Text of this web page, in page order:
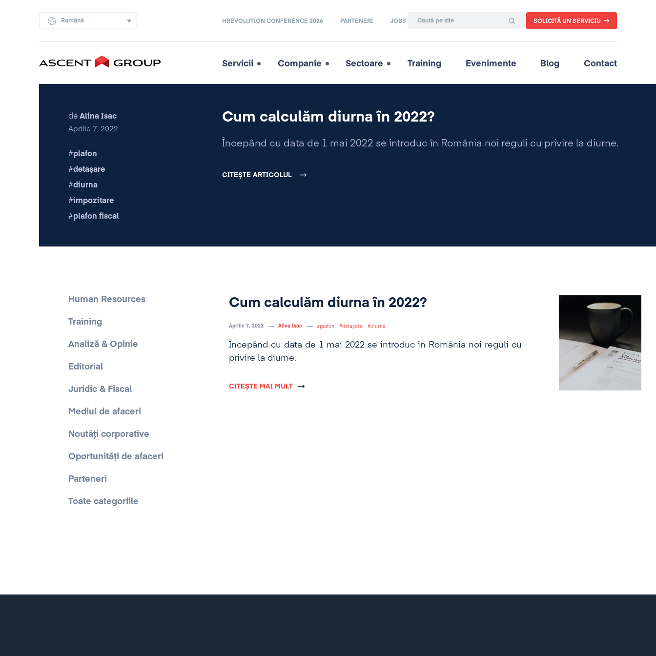
Română HREVOLUTION CONFERENCE 2026 PARTENERI JOBS SOLICITĂ UN SERVICIU
Servicii Companie Sectoare Training Evenimente Blog Contact
de Alina Isac
Aprilie 7, 2022
plafon
detașare
diurna
impozitare
plafon fiscal
Cum calculăm diurna în 2022?
Începând cu data de 1 mai 2022 se introduc în România noi reguli cu privire la diurne.
CITEȘTE ARTICOLUL
Human Resources
Training
Analiză & Opinie
Editorial
Juridic & Fiscal
Mediul de afaceri
Noutăți corporative
Oportunități de afaceri
Parteneri
Toate categoriile
Cum calculăm diurna în 2022?
Aprilie 7, 2022 Alina Isac plafon detașare diurna
Începând cu data de 1 mai 2022 se introduc în România noi reguli cu
privire la diurne.
CITEȘTE MAI MULT